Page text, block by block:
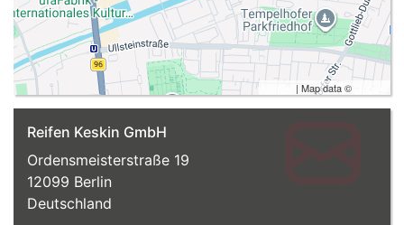
| Map data ©
Reifen Keskin GmbH
Ordensmeisterstraße 19
12099 Berlin
Deutschland